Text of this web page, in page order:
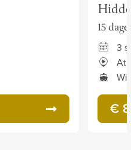
15
3
€